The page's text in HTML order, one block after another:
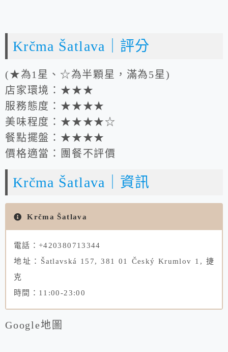
Krčma Šatlava｜評分
(★為1星、☆為半顆星，滿為5星)
店家環境：★★★
服務態度：★★★★
美味程度：★★★★☆
餐點擺盤：★★★★
價格適當：團餐不評價
Krčma Šatlava｜資訊
Krčma Šatlava
電話：+420380713344
地址：Šatlavská 157, 381 01 Český Krumlov 1, 捷
克
時間：11:00-23:00
Google地圖